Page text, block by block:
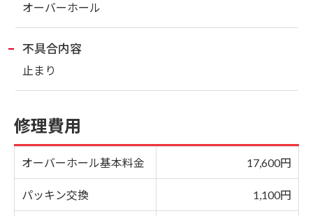
オーバーホール
不具合内容
止まり
修理費用
オーバーホール基本料金 17,600円
パッキン交換 1,100円